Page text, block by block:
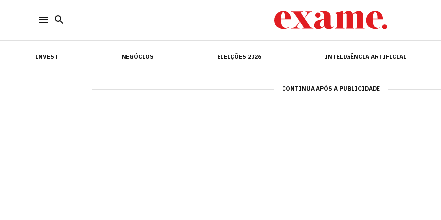
INVEST NEGÓCIOS ELEIÇÕES 2026 INTELIGÊNCIA ARTIFICIAL
INVEST INTELIGÊNCIA ARTIFICIAL
CONTINUA APÓS A PUBLICIDADE